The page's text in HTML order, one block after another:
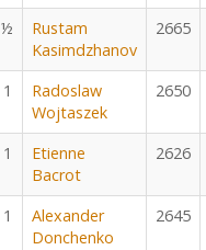
½
Rustam
Kasimdzhanov
2665
1
Radoslaw
Wojtaszek
2650
1
Etienne
Bacrot
2626
1
Alexander
Donchenko
2645